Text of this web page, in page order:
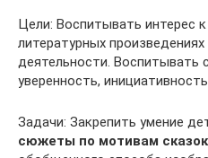
Цели: Воспитывать интерес
литературных
деятельности. Воспитывать
уверенность, инициативность.
Задачи: Закрепить умение
сюжеты по мотивам сказок